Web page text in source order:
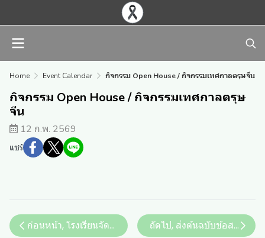
Home Event Calendar กิจกรรม Open House / กิจกรรมเทศกาลตรุษจีน
กิจกรรม Open House / กิจกรรมเทศกาลตรุษ
จีน
12 ก.พ. 2569
แชร์
ก่อนหน้า, โรงเรียนจัดการแข่งขันงานศิลปหัตถกรรมนักเรียน
ถัดไป, ส่งต้นฉบับข้อสอบปลา